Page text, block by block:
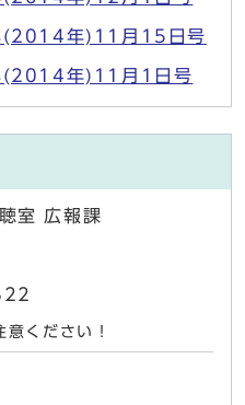
年)11月15日号
年)11月1日号
室 広報課
ください！